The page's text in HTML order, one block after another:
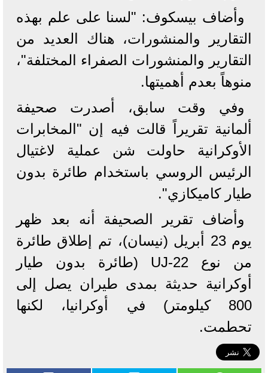
وأضاف بيسكوف: "لسنا على علم بهذه
التقارير والمنشورات، هناك العديد من
التقارير والمنشورات الصفراء المختلفة"،
منوهاً بعدم أهميتها.
وفي وقت سابق، أصدرت صحيفة
ألمانية تقريراً قالت فيه إن "المخابرات
الأوكرانية حاولت شن عملية لاغتيال
الرئيس الروسي باستخدام طائرة بدون
طيار كاميكازي".
وأضاف تقرير الصحيفة أنه بعد ظهر
يوم 23 أبريل (نيسان)، تم إطلاق طائرة
من نوع UJ-22 (طائرة بدون طيار
أوكرانية حديثة بمدى طيران يصل إلى
800 كيلومتر) في أوكرانيا، لكنها
تحطمت.